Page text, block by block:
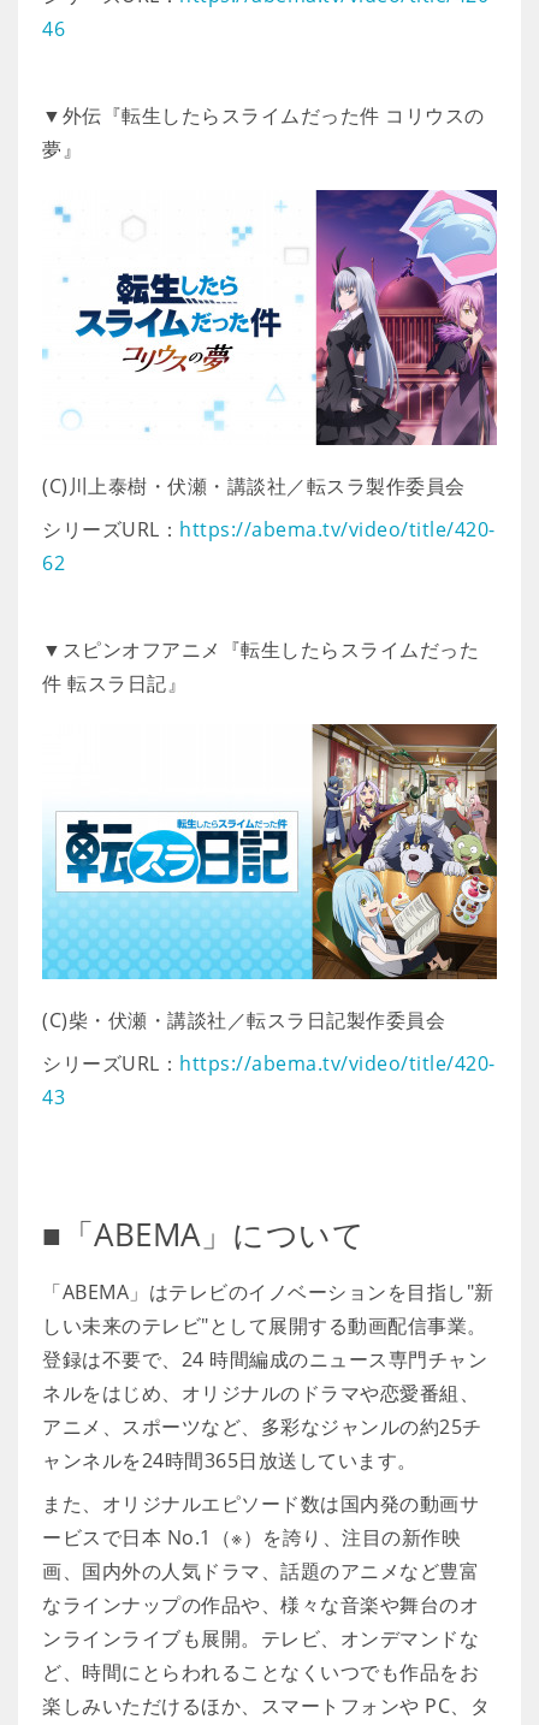
46
▼外伝『転生したらスライムだった件 コリウスの
夢』
(C)川上泰樹・伏瀬・講談社／転スラ製作委員会
シリーズURL： https://abema.tv/video/title/420-
62
▼スピンオフアニメ『転生したらスライムだった
件 転スラ日記』
(C)柴・伏瀬・講談社／転スラ日記製作委員会
シリーズURL： https://abema.tv/video/title/420-
43
■「ABEMA」について
「ABEMA」はテレビのイノベーションを目指し"新
しい未来のテレビ"として展開する動画配信事業。
登録は不要で、24 時間編成のニュース専門チャン
ネルをはじめ、オリジナルのドラマや恋愛番組、
アニメ、スポーツなど、多彩なジャンルの約25チ
ャンネルを24時間365日放送しています。
また、オリジナルエピソード数は国内発の動画サ
ービスで日本 No.1（※）を誇り、注目の新作映
画、国内外の人気ドラマ、話題のアニメなど豊富
なラインナップの作品や、様々な音楽や舞台のオ
ンラインライブも展開。テレビ、オンデマンドな
ど、時間にとらわれることなくいつでも作品をお
楽しみいただけるほか、スマートフォンや PC、タ